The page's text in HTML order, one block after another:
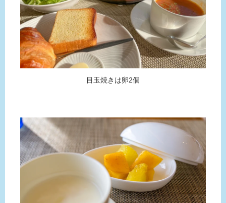
目玉焼きは卵2個